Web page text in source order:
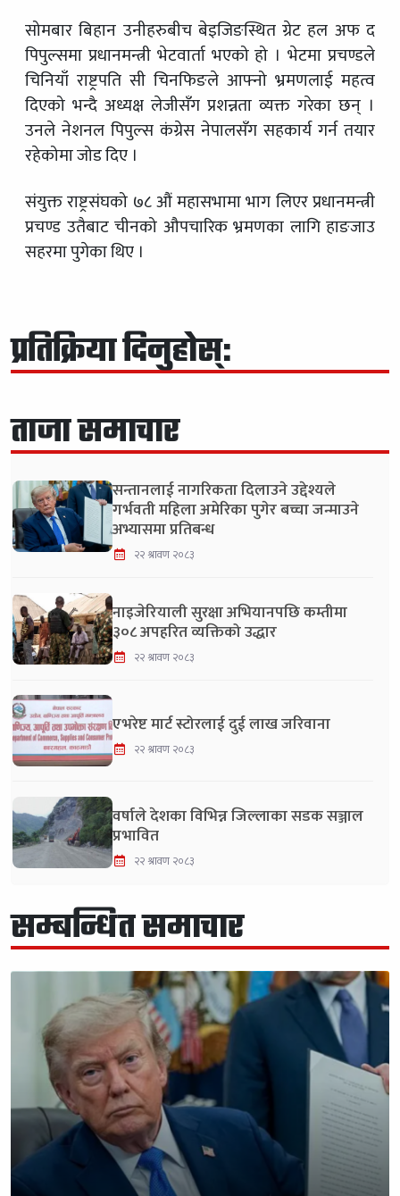
सोमबार बिहान उनीहरुबीच बेइजिङस्थित ग्रेट हल अफ द
पिपुल्समा प्रधानमन्त्री भेटवार्ता भएको हो । भेटमा प्रचण्डले
चिनियाँ राष्ट्रपति सी चिनफिङले आफ्नो भ्रमणलाई महत्व
दिएको भन्दै अध्यक्ष लेजीसँग प्रशन्नता व्यक्त गरेका छन् ।
उनले नेशनल पिपुल्स कंग्रेस नेपालसँग सहकार्य गर्न तयार
रहेकोमा जोड दिए ।
संयुक्त राष्ट्रसंघको ७८ औं महासभामा भाग लिएर प्रधानमन्त्री
प्रचण्ड उतैबाट चीनको औपचारिक भ्रमणका लागि हाङजाउ
सहरमा पुगेका थिए ।
प्रतिक्रिया दिनुहोस्:
ताजा समाचार
सन्तानलाई नागरिकता दिलाउने उद्देश्यले
गर्भवती महिला अमेरिका पुगेर बच्चा जन्माउने
अभ्यासमा प्रतिबन्ध
२२ श्रावण २०८३
नाइजेरियाली सुरक्षा अभियानपछि कम्तीमा
३०८ अपहरित व्यक्तिको उद्धार
२२ श्रावण २०८३
एभरेष्ट मार्ट स्टोरलाई दुई लाख जरिवाना
२२ श्रावण २०८३
वर्षाले देशका विभिन्न जिल्लाका सडक सञ्जाल
प्रभावित
२२ श्रावण २०८३
सम्बन्धित समाचार